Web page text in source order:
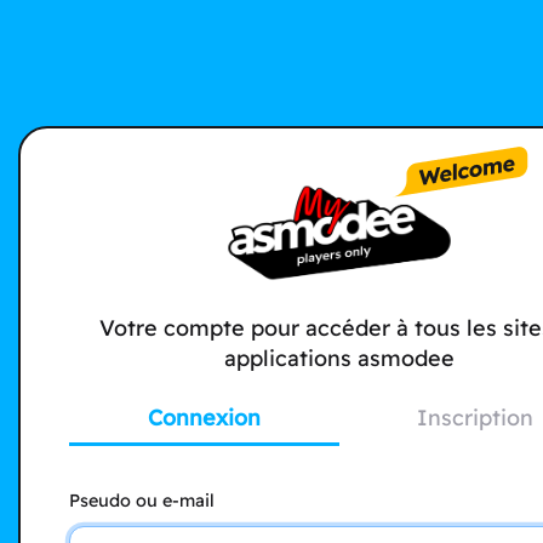
Votre compte pour accéder à tous les
applications asmodee
Connexion Inscription
Pseudo ou e-mail